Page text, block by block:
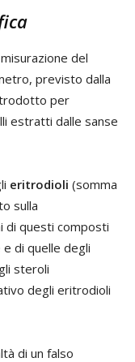
del
previsto dalla
per
estratti dalle sanse
eritrodioli (somma
sulla
di questi composti
di quelle degli
steroli
degli eritrodioli
di un falso